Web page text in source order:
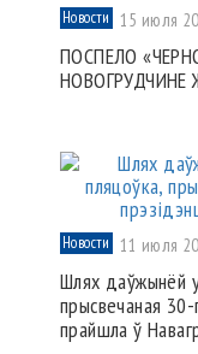
Новости 15 июля
ПОСПЕЛО
НОВОГРУДЧИНЕ
Новости 11 июля
Шлях даўжынёй
прысвечаная
прайшла ў